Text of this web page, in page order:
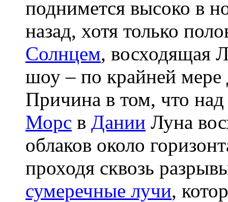
поднимется высоко в
назад, хотя только
Солнцем, восходящая
шоу – по крайней мере
Причина в том, что
Морс в Дании Луна
облаков около
проходя сквозь
сумеречные лучи,